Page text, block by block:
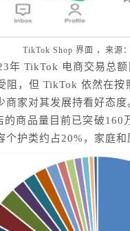
TikTok Shop 界面 ，来源
年 TikTok 电商交易总
阻，但 TikTok 依然在
家对其发展持看好态度
商品量目前已突破
护类约占20%，家庭和